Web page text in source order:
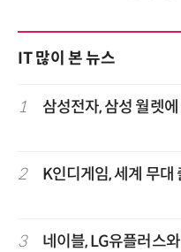
IT 많이 본 뉴스
1 삼성전자, 삼성 월렛
2 K인디게임, 세계 무대
3 네이블, LG유플러스